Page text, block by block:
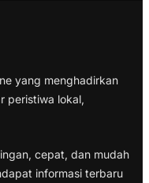
yang menghadirkan
peristiwa lokal,
cepat, dan mudah
informasi terbaru